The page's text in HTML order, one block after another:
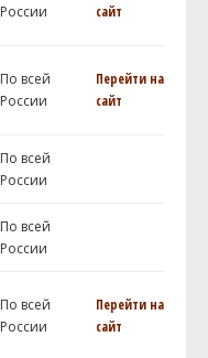
России
сайт
По всей
России
Перейти на
сайт
По всей
России
По всей
России
По всей
России
Перейти на
сайт